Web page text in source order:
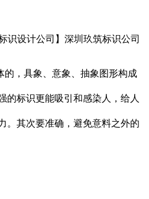
识设计公司】深圳玖筑标识公司
，具象、意象、抽象图形构成
的标识更能吸引和感染人，给人
其次要准确，避免意料之外的